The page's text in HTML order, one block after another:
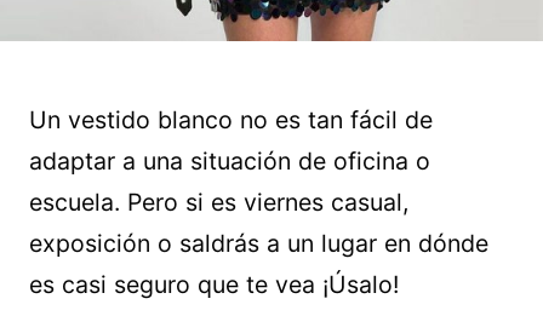
Un vestido blanco no es tan fácil de
adaptar a una situación de oficina o
escuela. Pero si es viernes casual,
exposición o saldrás a un lugar en dónde
es casi seguro que te vea ¡Úsalo!